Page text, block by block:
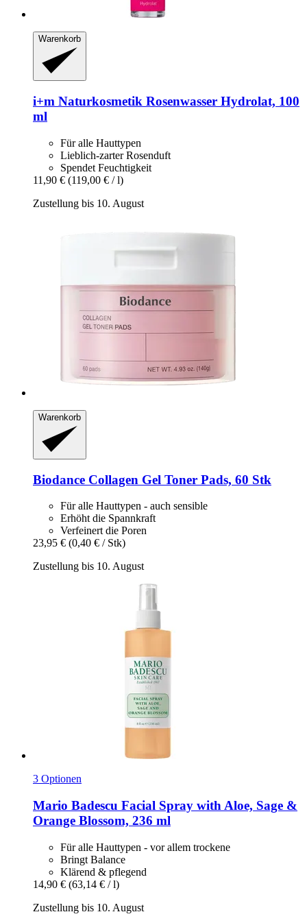
Warenkorb
i+m Naturkosmetik Rosenwasser Hydrolat, 100
ml
Für alle Hauttypen
Lieblich-zarter Rosenduft
Spendet Feuchtigkeit
11,90 € (119,00 € / l)
Zustellung bis 10. August
Warenkorb
Biodance Collagen Gel Toner Pads, 60 Stk
Für alle Hauttypen - auch sensible
Erhöht die Spannkraft
Verfeinert die Poren
23,95 € (0,40 € / Stk)
Zustellung bis 10. August
3 Optionen
Mario Badescu Facial Spray with Aloe, Sage &
Orange Blossom, 236 ml
Für alle Hauttypen - vor allem trockene
Bringt Balance
Klärend & pflegend
14,90 € (63,14 € / l)
Zustellung bis 10. August